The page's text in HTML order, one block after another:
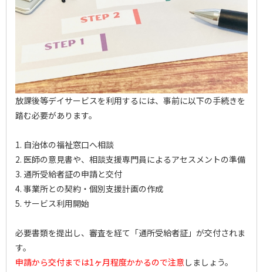
放課後等デイサービスを利用するには、事前に以下の手続きを
踏む必要があります。
1. 自治体の福祉窓口へ相談
2. 医師の意見書や、相談支援専門員によるアセスメントの準備
3. 通所受給者証の申請と交付
4. 事業所との契約・個別支援計画の作成
5. サービス利用開始
必要書類を提出し、審査を経て「通所受給者証」が交付されま
す。
申請から交付までは1ヶ月程度かかるので注意 しましょう。